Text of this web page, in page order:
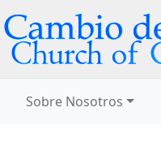
Sobre Nosotros